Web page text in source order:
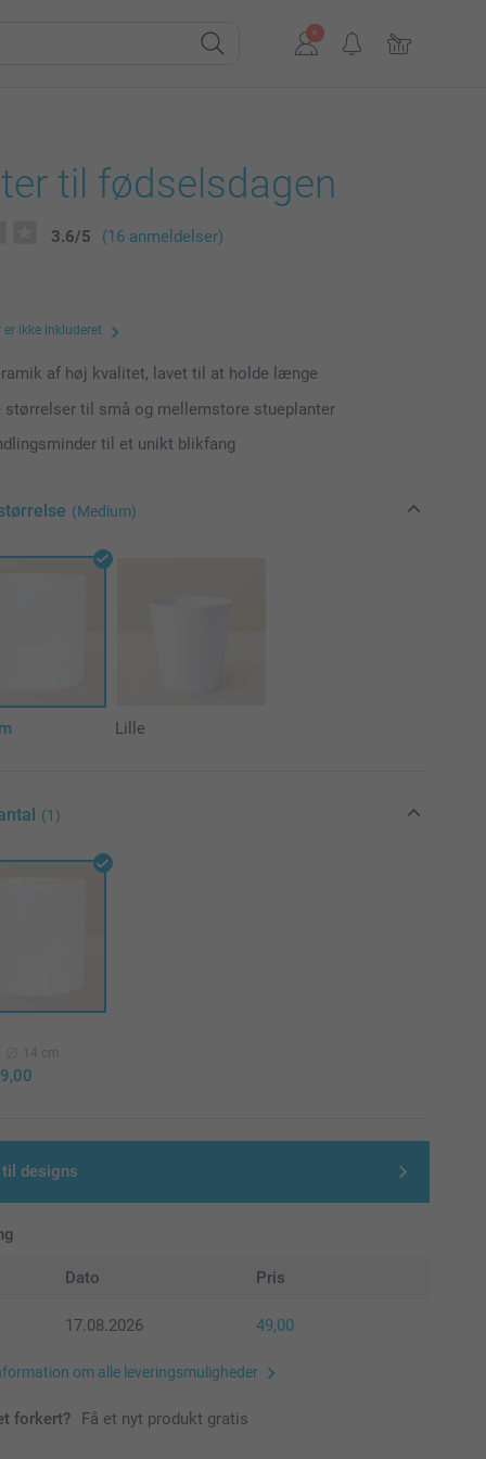
til fødselsdagen
3.6/5 (16 anmeldelser)
ikke inkluderet
af høj kvalitet, lavet til at holde længe
størrelser til små og mellemstore stueplanter
til et unikt blikfang
(Medium)
Lille
(1)
14 cm
til designs
Dato Pris
17.08.2026 49,00
om alle leveringsmuligheder
forkert? Få et nyt produkt gratis